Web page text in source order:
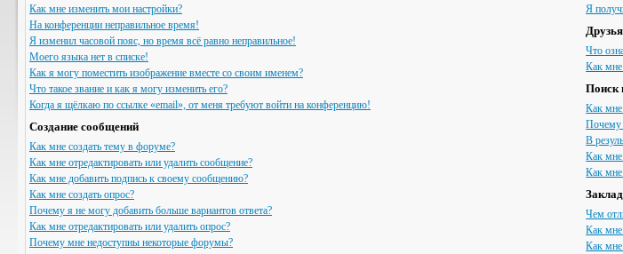
Как мне изменить мои настройки?
На конференции неправильное время!
Я изменил часовой пояс, но время всё равно неправильное!
Моего языка нет в списке!
Как я могу поместить изображение вместе со своим именем?
Что такое звание и как я могу изменить его?
Когда я щёлкаю по ссылке «email», от меня требуют войти на конференцию!
Создание сообщений
Как мне создать тему в форуме?
Как мне отредактировать или удалить сообщение?
Как мне добавить подпись к своему сообщению?
Как мне создать опрос?
Почему я не могу добавить больше вариантов ответа?
Как мне отредактировать или удалить опрос?
Почему мне недоступны некоторые форумы?
Я
Что
Как мне
Поиск
Как
Почему
В
Как мне
Как
Чем
Как мне
Как мне